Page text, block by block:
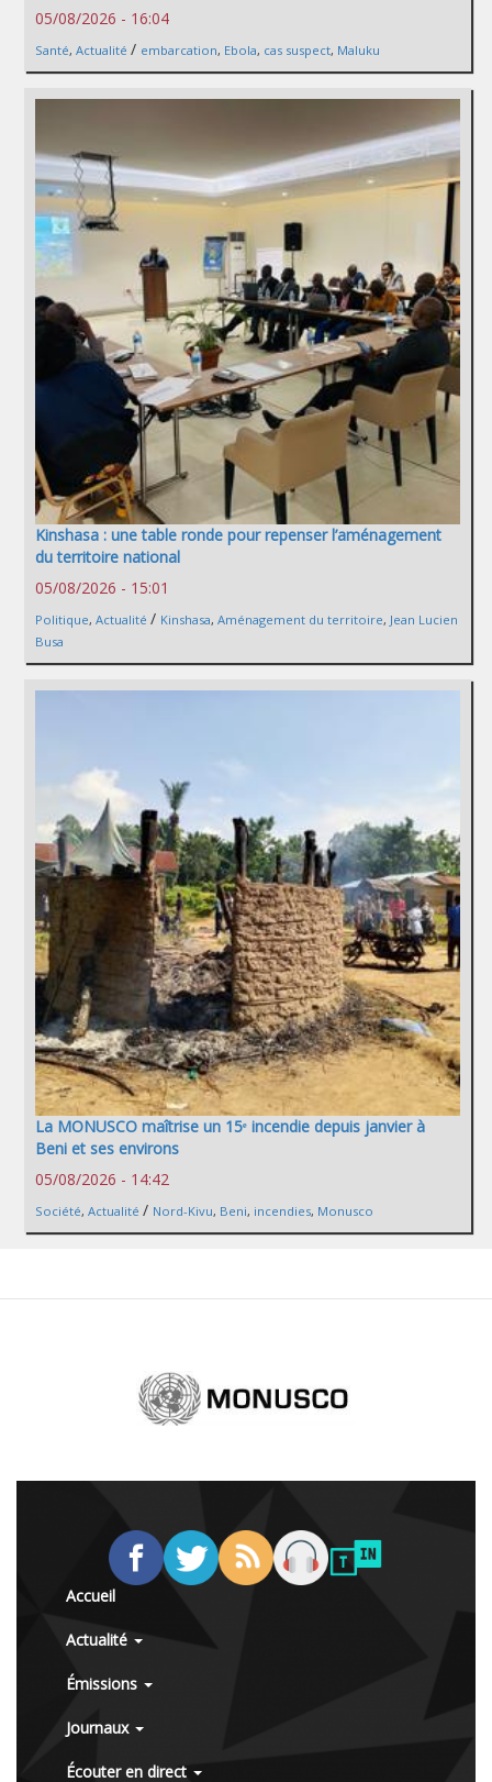
05/08/2026 - 16:04
Santé, Actualité / embarcation, Ebola, cas suspect, Maluku
Kinshasa : une table ronde pour repenser l’aménagement
du territoire national
05/08/2026 - 15:01
Politique, Actualité / Kinshasa, Aménagement du territoire, Jean Lucien
Busa
La MONUSCO maîtrise un 15ᵉ incendie depuis janvier à
Beni et ses environs
05/08/2026 - 14:42
Société, Actualité / Nord-Kivu, Beni, incendies, Monusco
Accueil
Actualité
Émissions
Journaux
Écouter en direct